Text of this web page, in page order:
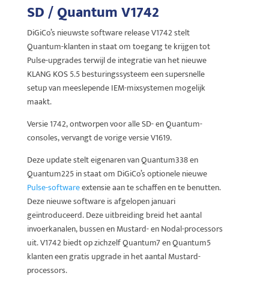
SD / Quantum V1742
DiGiCo’s nieuwste software release V1742 stelt
Quantum-klanten in staat om toegang te krijgen tot
Pulse-upgrades terwijl de integratie van het nieuwe
KLANG KOS 5.5 besturingssysteem een supersnelle
setup van meeslepende IEM-mixsystemen mogelijk
maakt.
Versie 1742, ontworpen voor alle SD- en Quantum-
consoles, vervangt de vorige versie V1619.
Deze update stelt eigenaren van Quantum338 en
Quantum225 in staat om DiGiCo’s optionele nieuwe
Pulse-softwareextensie aan te schaffen en te benutten.
Deze nieuwe software is afgelopen januari
geïntroduceerd. Deze uitbreiding breid het aantal
invoerkanalen, bussen en Mustard- en Nodal-processors
uit. V1742 biedt op zichzelf Quantum7 en Quantum5
klanten een gratis upgrade in het aantal Mustard-
processors.